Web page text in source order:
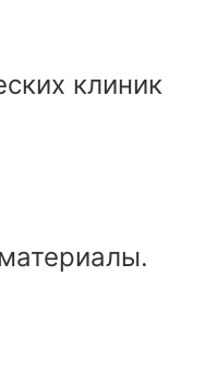
клиник